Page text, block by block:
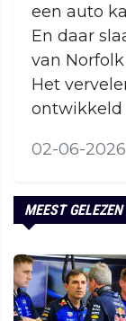
een auto
En daar
van
Het
ontwikkeld
02-06-2026
MEEST GELEZEN